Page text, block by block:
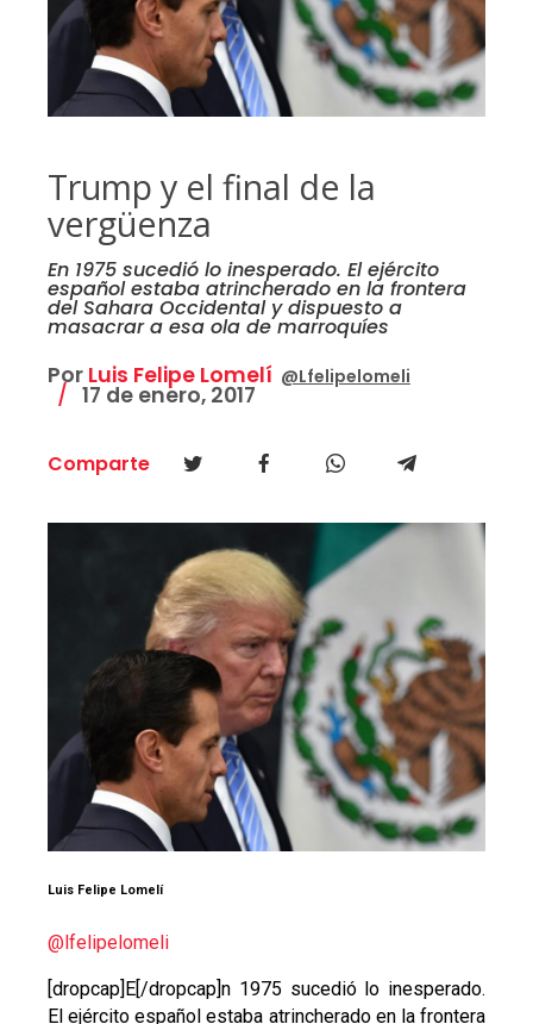
Trump y el final de la
vergüenza
En 1975 sucedió lo inesperado. El ejército
español estaba atrincherado en la frontera
del Sahara Occidental y dispuesto a
masacrar a esa ola de marroquíes
Por Luis Felipe Lomelí @Lfelipelomeli
17 de enero, 2017
Comparte
Luis Felipe Lomelí
@lfelipelomeli
[dropcap]E[/dropcap]n 1975 sucedió lo inesperado.
El ejército español estaba atrincherado en la frontera